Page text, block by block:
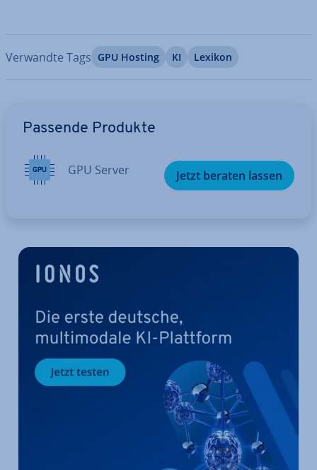
Verwandte Tags GPU Hosting KI Lexikon
Passende Produkte
GPU Server Jetzt beraten lassen